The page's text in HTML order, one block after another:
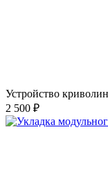
Устройство
2 500 ₽